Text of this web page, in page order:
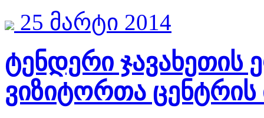
25 მარტი 2014
ტენდერი ჯავახეთის
ვიზიტორთა ცენტრის